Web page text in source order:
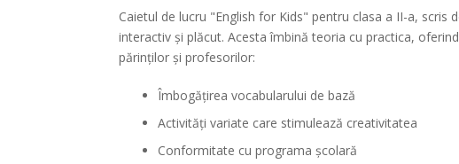
Caietul de lucru "English for Kids" pentru clasa a II-a,
interactiv și plăcut. Acesta îmbină teoria cu practica,
părinților și profesorilor:
Îmbogățirea vocabularului de bază
Activități variate care stimulează creativitatea
Conformitate cu programa școlară